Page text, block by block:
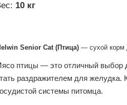
10 кг
Senior Cat (Птица) — cухой корм
птицы — это отличный выбор
раздражителем для
системы питомца.